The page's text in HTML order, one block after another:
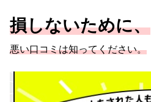
損しないために、
悪い口コミは知ってください。